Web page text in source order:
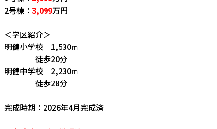
2号棟： 3,099万円
＜学区紹介＞
明健小学校 1,530m
徒歩20分
明健中学校 2,230m
徒歩28分
完成時期：2026年4月完成済